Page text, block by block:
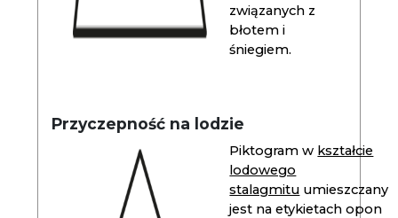
związanych z
błotem i
śniegiem.
Przyczepność na lodzie
Piktogram w kształcie
lodowego
stalagmitu umieszczany
jest na etykietach opon